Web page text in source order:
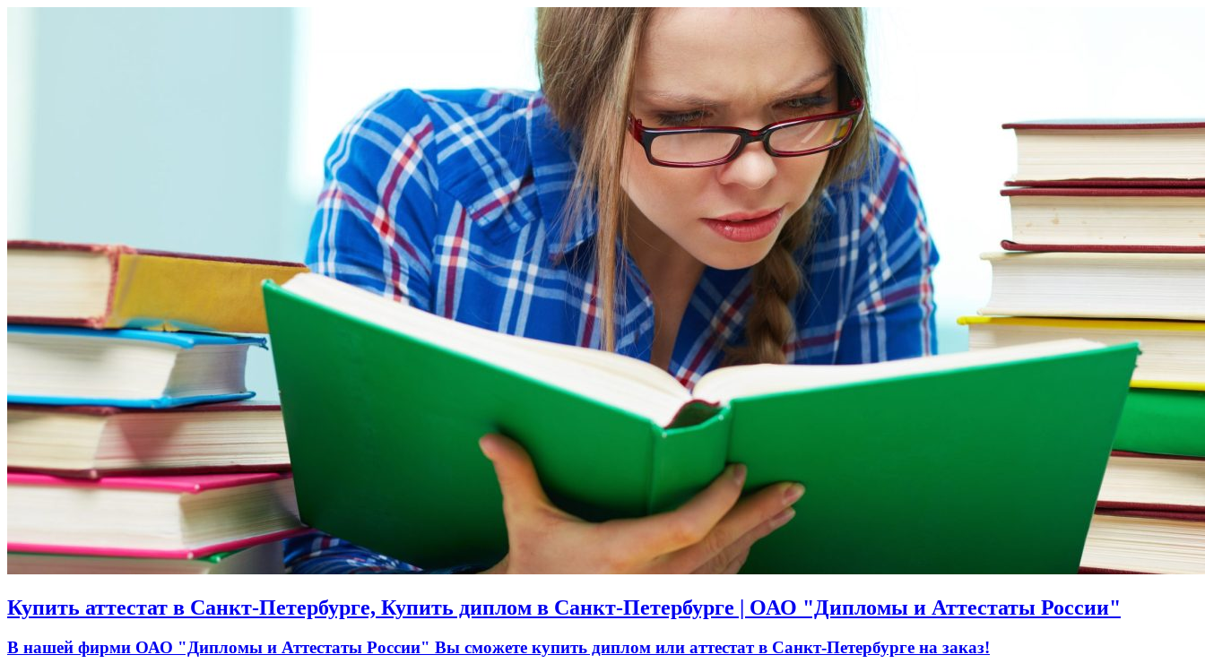
Купить аттестат в Санкт-Петербурге, Купить диплом в Санкт-Петербурге | ОАО "Дипломы и Аттестаты России"
В нашей фирми ОАО "Дипломы и Аттестаты России" Вы сможете купить диплом или аттестат в Санкт-Петербурге на заказ!